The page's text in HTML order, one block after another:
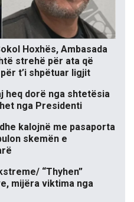
Hoxhës, Ambasada
strehë për ata që
t’i shpëtuar ligjit
heq dorë nga shtetësia
nga Presidenti
kalojnë me pasaporta
skemën e
“Thyhen”
mijëra viktima nga